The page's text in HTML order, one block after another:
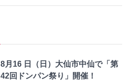
8月16 日（日）大仙市中仙で「第
42回ドンパン祭り」開催！